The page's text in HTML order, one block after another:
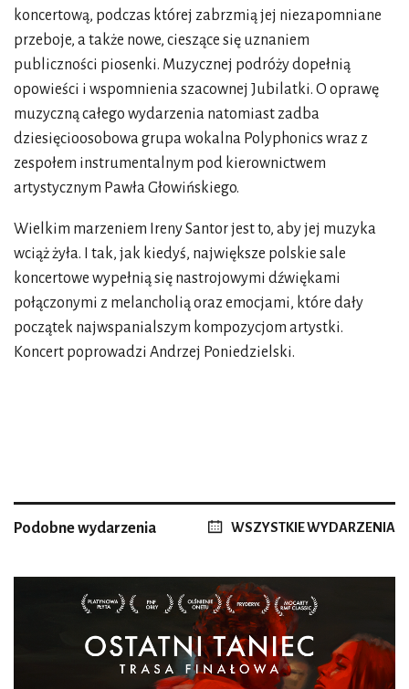
koncertową, podczas której zabrzmią jej niezapomniane
przeboje, a także nowe, cieszące się uznaniem
publiczności piosenki. Muzycznej podróży dopełnią
opowieści i wspomnienia szacownej Jubilatki. O oprawę
muzyczną całego wydarzenia natomiast zadba
dziesięcioosobowa grupa wokalna Polyphonics wraz z
zespołem instrumentalnym pod kierownictwem
artystycznym Pawła Głowińskiego.
Wielkim marzeniem Ireny Santor jest to, aby jej muzyka
wciąż żyła. I tak, jak kiedyś, największe polskie sale
koncertowe wypełnią się nastrojowymi dźwiękami
połączonymi z melancholią oraz emocjami, które dały
początek najwspanialszym kompozycjom artystki.
Koncert poprowadzi Andrzej Poniedzielski.
Podobne wydarzenia WSZYSTKIE WYDARZENIA